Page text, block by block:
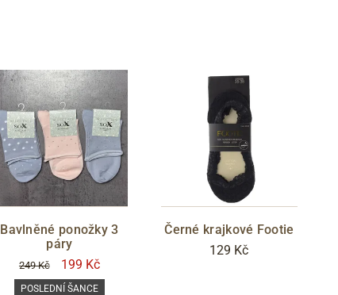
Bavlněné ponožky 3
páry
249 Kč 199 Kč
POSLEDNÍ ŠANCE
Černé krajkové Footie
129 Kč